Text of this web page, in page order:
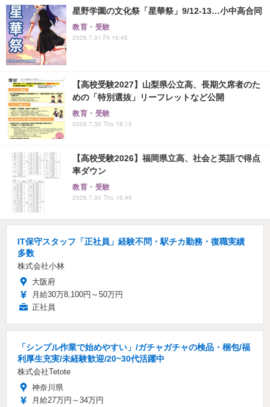
星野学園の文化祭「星華祭」9/12-13…小中高合同
教育・受験
2026.7.31 Fri 16:45
【高校受験2027】山梨県公立高、長期欠席者のた
めの「特別選抜」リーフレットなど公開
教育・受験
2026.7.30 Thu 18:15
【高校受験2026】福岡県立高、社会と英語で得点
率ダウン
教育・受験
2026.7.30 Thu 16:45
IT保守スタッフ「正社員」経験不問・駅チカ勤務・復職実績
多数
株式会社小林
大阪府
月給30万8,100円～50万円
正社員
「シンプル作業で始めやすい」/ガチャガチャの検品・梱包/福
利厚生充実/未経験歓迎/20~30代活躍中
株式会社Tetote
神奈川県
月給27万円～34万円